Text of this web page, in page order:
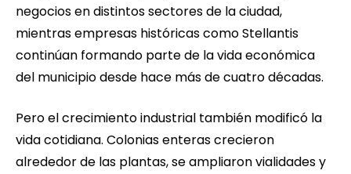
negocios en distintos sectores de la ciudad,
mientras empresas históricas como Stellantis
continúan formando parte de la vida económica
del municipio desde hace más de cuatro décadas.
Pero el crecimiento industrial también modificó la
vida cotidiana. Colonias enteras crecieron
alrededor de las plantas, se ampliaron vialidades y